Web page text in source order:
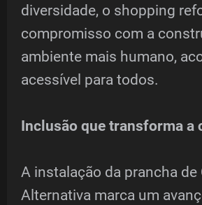
diversidade, o shopping
compromisso com a
ambiente mais humano,
acessível para todos.
Inclusão que transforma a
A instalação da prancha
Alternativa marca um